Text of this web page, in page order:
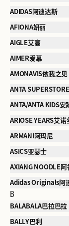
ADIDAS阿迪达斯
AFIONA妍丽
AIGLE艾高
AIMER爱慕
AMONAVIS依我之见
ANTA
ANTA/ANTA KIDS安
ARIOSE YEARS艾诺
ARMANI阿玛尼
ASICS亚瑟士
AXIANG NOODLE阿
Adidas Originals阿
B
BALABALA巴拉巴拉
BALLY巴利